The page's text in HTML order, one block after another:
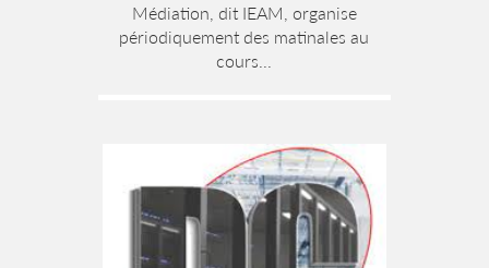
Médiation, dit IEAM, organise
périodiquement des matinales au
cours...